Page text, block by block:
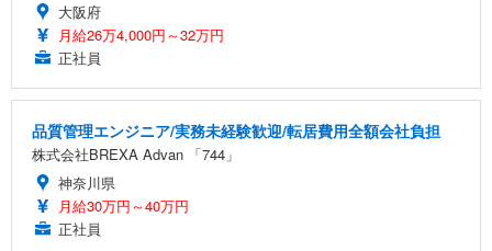
大阪府
月給26万4,000円～32万円
正社員
品質管理エンジニア/実務未経験歓迎/転居費用全額会社負担
株式会社BREXA Advan 「744」
神奈川県
月給30万円～40万円
正社員